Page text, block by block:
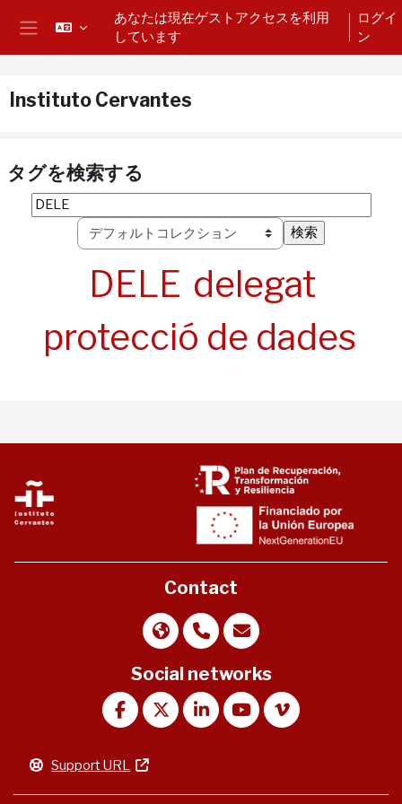
メインコンテンツへスキップする
あなたは現在ゲストアクセスを利用
しています
ログイ
ン
Instituto Cervantes
タグを検索する
タグを検索する
DELE delegat
protecció de dades
Contact
Social networks
Support URL